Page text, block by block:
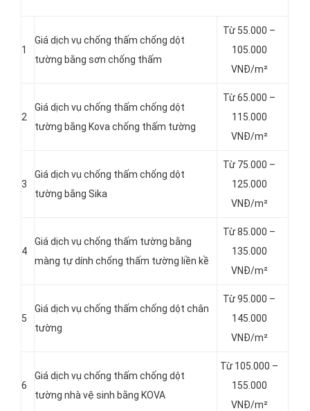
1
Giá dịch vụ chống thấm chống dột
tường bằng sơn chống thấm
Từ 55.000 –
105.000
VNĐ/m²
2
Giá dịch vụ chống thấm chống dột
tường bằng Kova chống thấm tường
Từ 65.000 –
115.000
VNĐ/m²
3
Giá dịch vụ chống thấm chống dột
tường bằng Sika
Từ 75.000 –
125.000
VNĐ/m²
4
Giá dịch vụ chống thấm tường bằng
màng tự dính chống thấm tường liền kề
Từ 85.000 –
135.000
VNĐ/m²
5
Giá dịch vụ chống thấm chống dột chân
tường
Từ 95.000 –
145.000
VNĐ/m²
6
Giá dịch vụ chống thấm chống dột
tường nhà vệ sinh bằng KOVA
Từ 105.000 –
155.000
VNĐ/m²